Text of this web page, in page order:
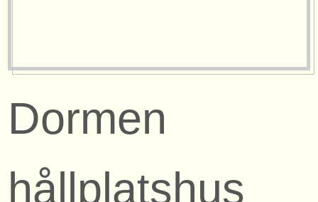
Dormen
hållplatshus